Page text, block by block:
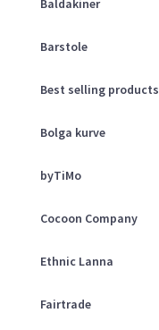
Baldakiner
Barstole
Best selling products
Bolga kurve
byTiMo
Cocoon Company
Ethnic Lanna
Fairtrade